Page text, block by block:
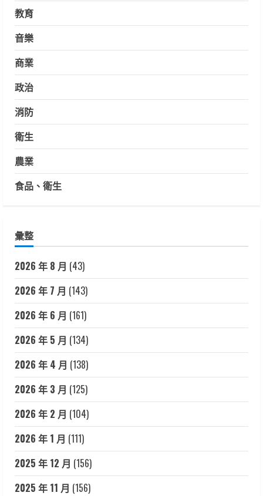
教育
音樂
商業
政治
消防
衛生
農業
食品、衛生
彙整
2026 年 8 月 (43)
2026 年 7 月 (143)
2026 年 6 月 (161)
2026 年 5 月 (134)
2026 年 4 月 (138)
2026 年 3 月 (125)
2026 年 2 月 (104)
2026 年 1 月 (111)
2025 年 12 月 (156)
2025 年 11 月 (156)